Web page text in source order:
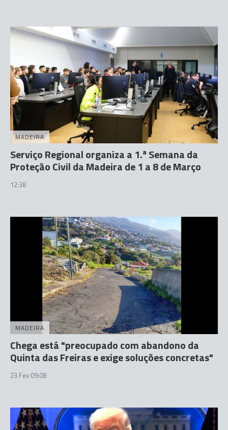
MADEIRA
Serviço Regional organiza a 1.ª Semana da
Proteção Civil da Madeira de 1 a 8 de Março
12:38
MADEIRA
Chega está "preocupado com abandono da
Quinta das Freiras e exige soluções concretas"
23 Fev 09:08